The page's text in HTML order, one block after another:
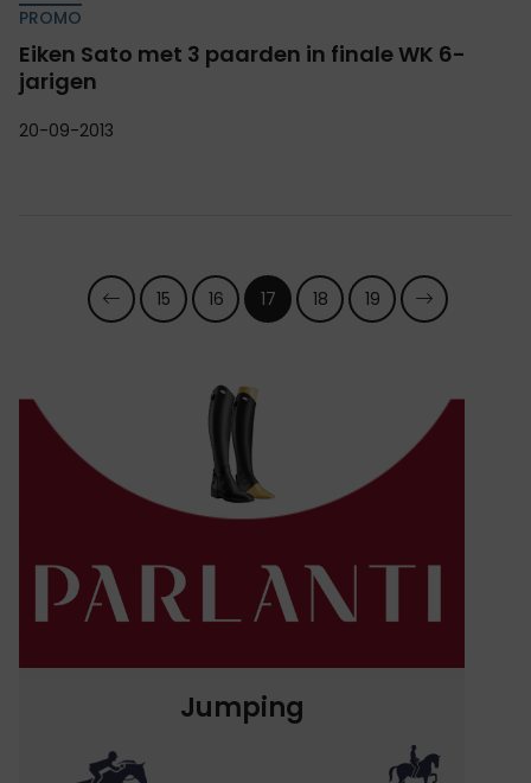
PROMO
Eiken Sato met 3 paarden in finale WK 6-
jarigen
20-09-2013
15 16 17 18 19
Jumping